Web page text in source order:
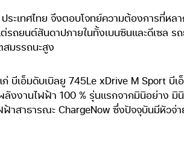
ะเทศไทย จึงตอบโจทย์ความต้องการที่หล
รถยนต์สันดาปภายในทั้งเบนซินและดีเซล ร
มรรถนะสูง
บีเอ็มดับเบิลยู 745Le xDrive M Sport บี
งงานไฟฟ้า 100 % รุ่นแรกจากมินิอย่าง มิ
สาธารณะ ChargeNow ซึ่งปัจจุบันมีหัวจ่า